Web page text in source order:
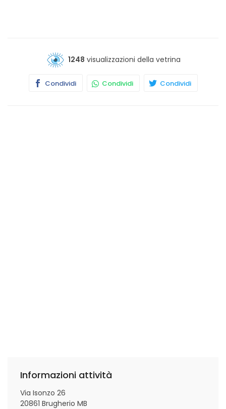
1248 visualizzazioni della vetrina
Condividi Condividi Condividi
Informazioni attività
Via Isonzo 26
20861 Brugherio MB